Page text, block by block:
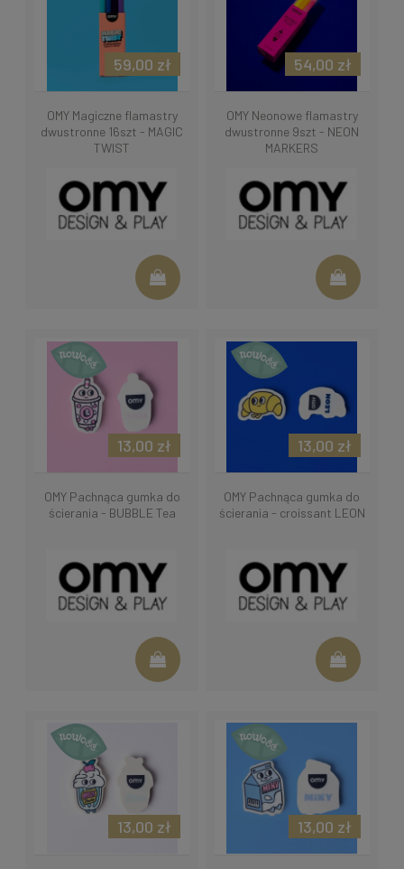
OMY Magiczne flamastry
dwustronne 16szt - MAGIC
TWIST
59,00 zł
OMY Neonowe flamastry
dwustronne 9szt - NEON
MARKERS
54,00 zł
OMY Pachnąca gumka do
ścierania - BUBBLE Tea
13,00 zł
OMY Pachnąca gumka do
ścierania - croissant LEON
13,00 zł
13,00 zł 13,00 zł